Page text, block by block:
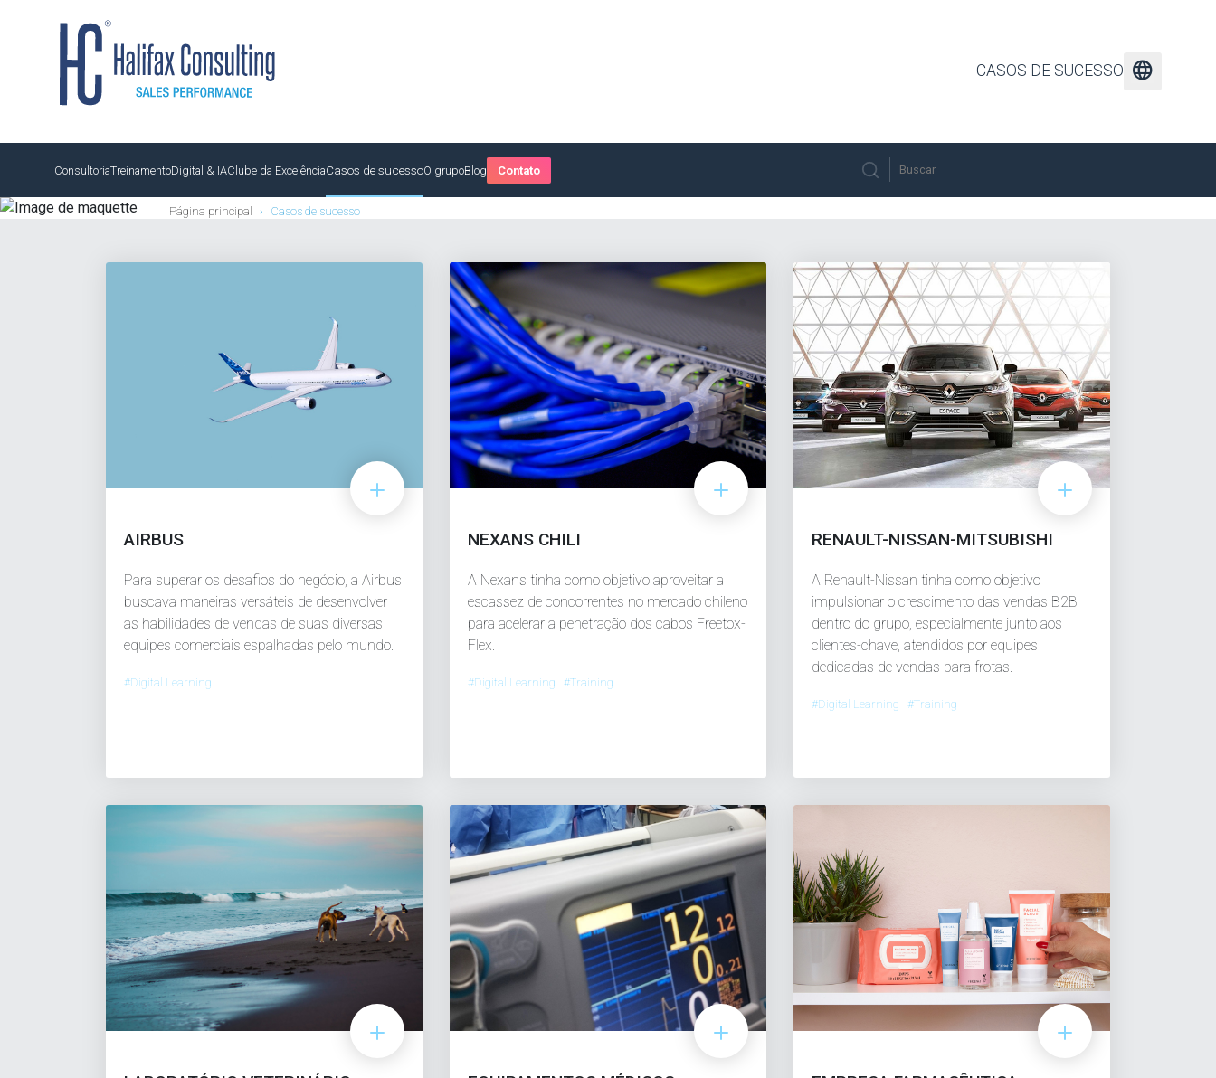
CASOS DE SUCESSO language
ConsultoriaTreinamentoDigital & IAClube da ExcelênciaCasos de sucessoO grupoBlog Contato
Página principal › Casos de sucesso
AIRBUS
Para superar os desafios do negócio, a Airbus
buscava maneiras versáteis de desenvolver
as habilidades de vendas de suas diversas
equipes comerciais espalhadas pelo mundo.
#Digital Learning
NEXANS CHILI
A Nexans tinha como objetivo aproveitar a
escassez de concorrentes no mercado chileno
para acelerar a penetração dos cabos Freetox-
Flex.
#Digital Learning #Training
RENAULT-NISSAN-MITSUBISHI
A Renault-Nissan tinha como objetivo
impulsionar o crescimento das vendas B2B
dentro do grupo, especialmente junto aos
clientes-chave, atendidos por equipes
dedicadas de vendas para frotas.
#Digital Learning #Training